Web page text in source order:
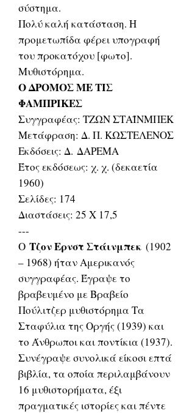
σύστημα.
Πολύ καλή κατάσταση. Η
προμετωπίδα φέρει υπογραφή
του προκατόχου [φωτο].
Μυθιστόρημα.
Ο ΔΡΟΜΟΣ ΜΕ ΤΙΣ
ΦΑΜΠΡΙΚΕΣ
Συγγραφέας: ΤΖΩΝ ΣΤΑΪΝΜΠΕΚ
Μετάφραση: Δ. Π. ΚΩΣΤΕΛΕΝΟΣ
Εκδόσεις: Δ. ΔΑΡΕΜΑ
Έτος εκδόσεως: χ. χ. (δεκαετία
1960)
Σελίδες: 174
Διαστάσεις: 25 Χ 17,5
---
Ο Τζον Ερνστ Στάινμπεκ (1902
– 1968) ήταν Αμερικανός
συγγραφέας. Έγραψε το
βραβευμένο με Βραβείο
Πούλιτζερ μυθιστόρημα Τα
Σταφύλια της Οργής (1939) και
το Άνθρωποι και ποντίκια (1937).
Συνέγραψε συνολικά είκοσι επτά
βιβλία, τα οποία περιλαμβάνουν
16 μυθιστορήματα, έξι
πραγματικές ιστορίες και πέντε